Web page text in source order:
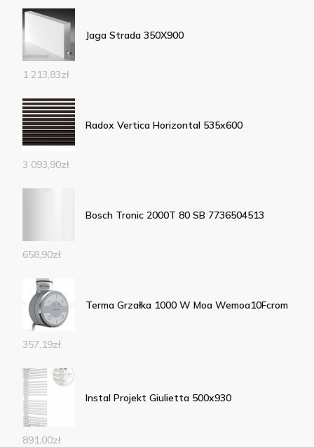
Jaga Strada 350X900
1 213,83zł
Radox Vertica Horizontal 535x600
3 093,90zł
Bosch Tronic 2000T 80 SB 7736504513
658,90zł
Terma Grzałka 1000 W Moa Wemoa10Fcrom
357,19zł
Instal Projekt Giulietta 500x930
891,00zł